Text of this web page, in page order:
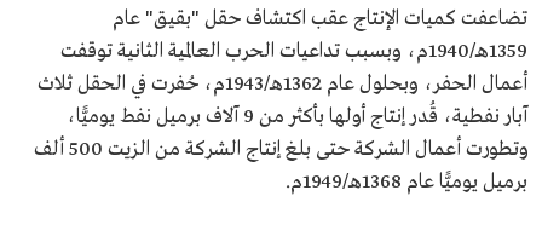
تضاعفت كميات الإنتاج عقب اكتشاف حقل "بقيق" عام
1359هـ/1940م، وبسبب تداعيات الحرب العالمية الثانية توقفت
أعمال الحفر، وبحلول عام 1362هـ/1943م، حُفرت في الحقل ثلاث
آبار نفطية، قُدر إنتاج أولها بأكثر من 9 آلاف برميل نفط يوميًّا،
وتطورت أعمال الشركة حتى بلغ إنتاج الشركة من الزيت 500 ألف
برميل يوميًّا عام 1368هـ/1949م.